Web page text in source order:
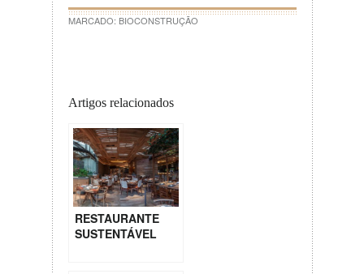
MARCADO: BIOCONSTRUÇÃO
Artigos relacionados
RESTAURANTE
SUSTENTÁVEL